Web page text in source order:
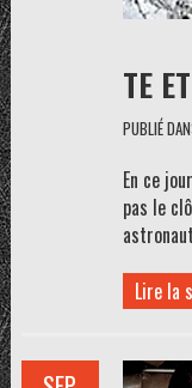
TE
PUBLIÉ
En ce
pas le
Lire la